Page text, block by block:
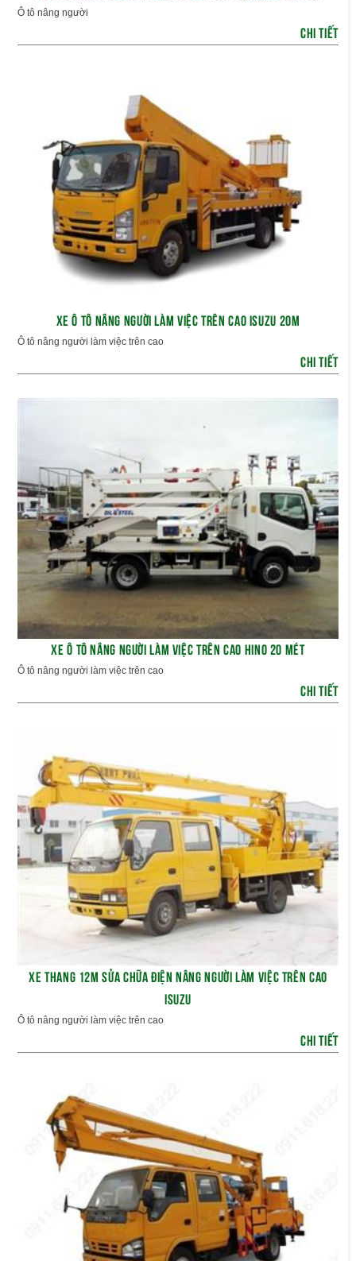
Ô tô nâng người
CHI TIẾT
XE Ô TÔ NÂNG NGƯỜI LÀM VIỆC TRÊN CAO ISUZU 20M
Ô tô nâng người làm việc trên cao
CHI TIẾT
XE Ô TÔ NÂNG NGƯỜI LÀM VIỆC TRÊN CAO HINO 20 MÉT
Ô tô nâng người làm việc trên cao
CHI TIẾT
XE THANG 12M SỬA CHỮA ĐIỆN NÂNG NGƯỜI LÀM VIỆC TRÊN CAO
ISUZU
Ô tô nâng người làm việc trên cao
CHI TIẾT